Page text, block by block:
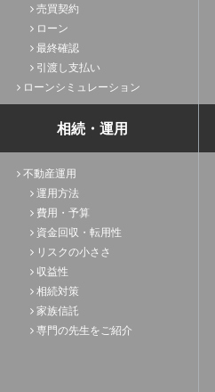
売買契約
ローン
最終確認
引渡し支払い
ローンシミュレーション
相続・運用
不動産運用
運用方法
費用・予算
資金回収・転用性
リスクの小ささ
収益性
相続対策
家族信託
専門の先生をご紹介